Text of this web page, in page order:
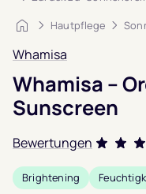
Startseite
Hautpflege
Whamisa
Whamisa –
Sunscreen
Bewertungen
5.0von
Brightening